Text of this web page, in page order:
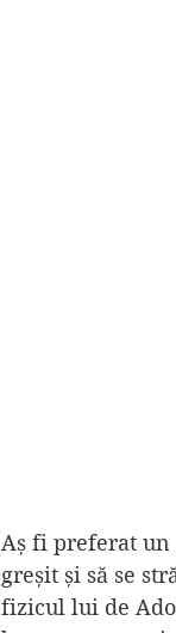
Aș fi preferat un
greșit și să se
fizicul lui de